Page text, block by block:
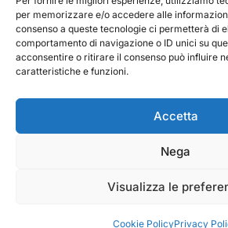
per memorizzare e/o accedere alle
consenso a queste tecnologie ci permetterà di
comportamento di navigazione o ID unici su
acconsentire o ritirare il consenso può influire
caratteristiche e funzioni.
Accetta
Nega
Visualizza le
Cookie PolicyPrivacy
+39 3477853708 (Chiamata)
Email
info@networx.it
Copyright © 2026 NETWORX